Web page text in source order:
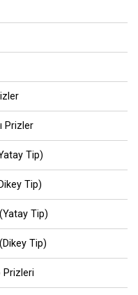
Prizler
Tip)
Tip)
Tip)
Tip)
Prizleri